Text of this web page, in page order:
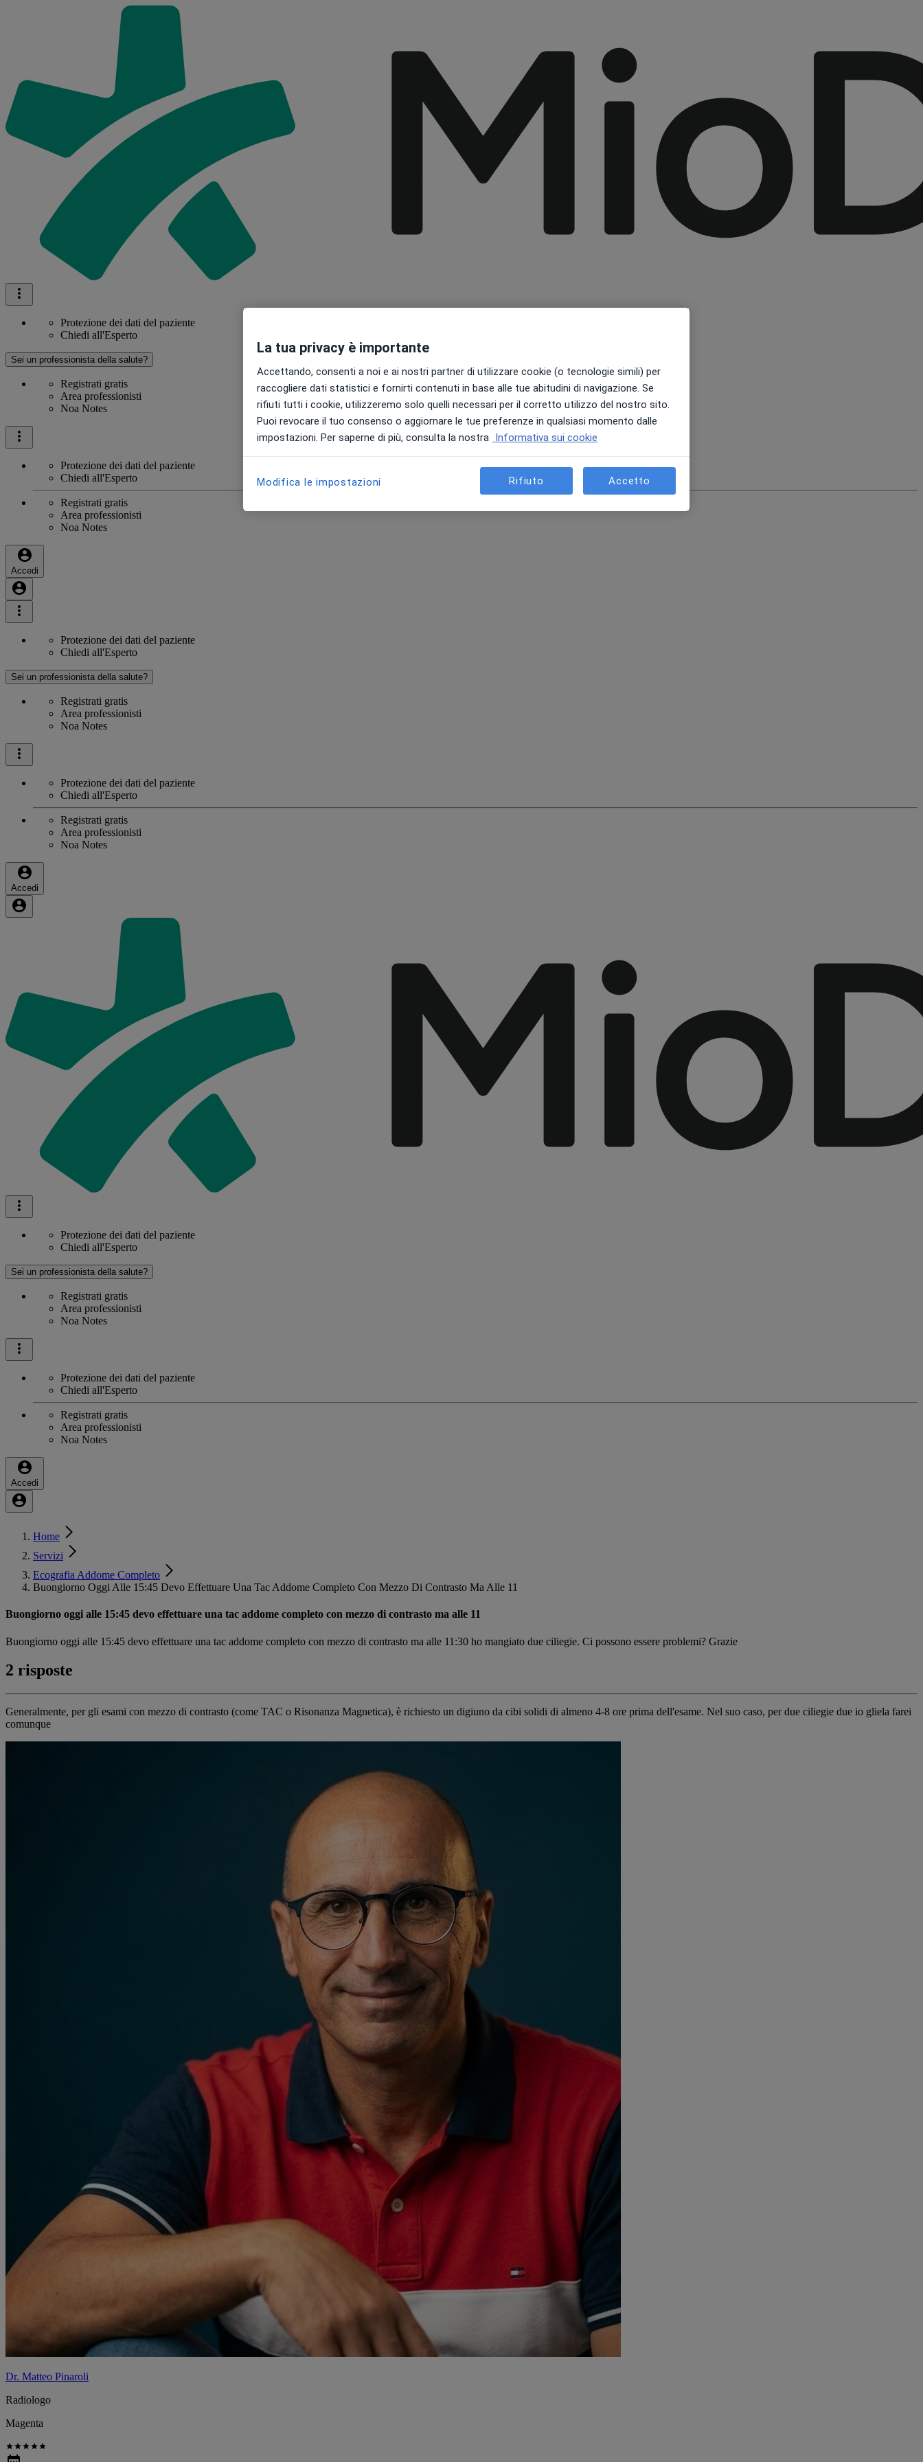
Protezione dei dati del paziente
Chiedi all'Esperto
Sei un professionista della salute?
Registrati gratis
Area professionisti
Noa Notes
Protezione dei dati del paziente
Chiedi all'Esperto
Registrati gratis
Area professionisti
Noa Notes
Accedi
Protezione dei dati del paziente
Chiedi all'Esperto
Sei un professionista della salute?
Registrati gratis
Area professionisti
Noa Notes
Protezione dei dati del paziente
Chiedi all'Esperto
Registrati gratis
Area professionisti
Noa Notes
Accedi
Protezione dei dati del paziente
Chiedi all'Esperto
Sei un professionista della salute?
Registrati gratis
Area professionisti
Noa Notes
Protezione dei dati del paziente
Chiedi all'Esperto
Registrati gratis
Area professionisti
Noa Notes
Accedi
Home
Servizi
Ecografia Addome Completo
Buongiorno Oggi Alle 15:45 Devo Effettuare Una Tac Addome Completo Con Mezzo Di Contrasto Ma Alle 11
Buongiorno oggi alle 15:45 devo effettuare una tac addome completo con mezzo di contrasto ma alle 11
Buongiorno oggi alle 15:45 devo effettuare una tac addome completo con mezzo di contrasto ma alle 11:30 ho mangiato due ciliegie. Ci possono essere problemi? Grazie
2 risposte
Generalmente, per gli esami con mezzo di contrasto (come TAC o Risonanza Magnetica), è richiesto un digiuno da cibi solidi di almeno 4-8 ore prima dell'esame. Nel suo caso, per due ciliegie due io gliela farei
comunque
Dr. Matteo Pinaroli
Radiologo
Magenta
La tua privacy è importante
Accettando, consenti a noi e ai nostri partner di utilizzare cookie (o tecnologie simili) per
raccogliere dati statistici e fornirti contenuti in base alle tue abitudini di navigazione. Se
rifiuti tutti i cookie, utilizzeremo solo quelli necessari per il corretto utilizzo del nostro sito.
Puoi revocare il tuo consenso o aggiornare le tue preferenze in qualsiasi momento dalle
impostazioni. Per saperne di più, consulta la nostra Informativa sui cookie
Modifica le impostazioni Rifiuto Accetto